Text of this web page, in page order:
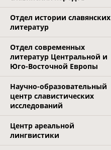
Отдел истории славянских
литератур
Отдел современных
литератур Центральной и
Юго-Восточной Европы
Научно-образовательный
центр славистических
исследований
Центр ареальной
лингвистики